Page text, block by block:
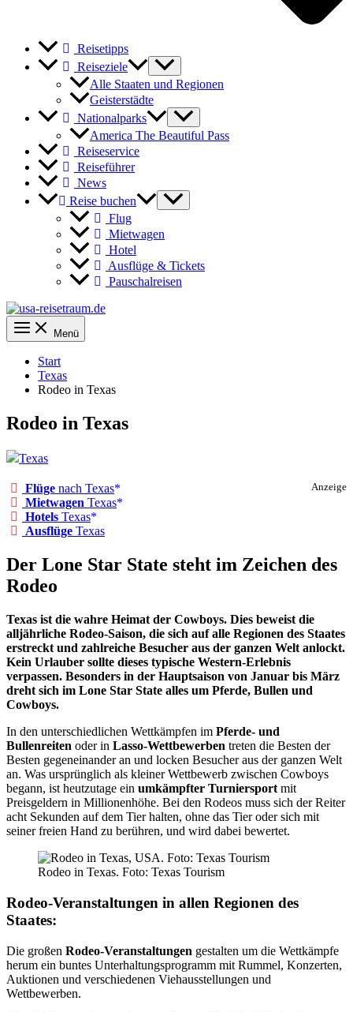
Reisetipps
Reiseziele
Alle Staaten und Regionen
Geisterstädte
Nationalparks
America The Beautiful Pass
Reiseservice
Reiseführer
News
Reise buchen
Flug
Mietwagen
Hotel
Ausflüge & Tickets
Pauschalreisen
Menü
Start
Texas
Rodeo in Texas
Rodeo in Texas
Texas
Anzeige
Flüge nach Texas
Mietwagen Texas
Hotels Texas
Ausflüge Texas
Der Lone Star State steht im Zeichen des
Rodeo
Texas ist die wahre Heimat der Cowboys. Dies beweist die
alljährliche Rodeo-Saison, die sich auf alle Regionen des Staates
erstreckt und zahlreiche Besucher aus der ganzen Welt anlockt.
Kein Urlauber sollte dieses typische Western-Erlebnis
verpassen. Besonders in der Hauptsaison von Januar bis März
dreht sich im Lone Star State alles um Pferde, Bullen und
Cowboys.
In den unterschiedlichen Wettkämpfen im Pferde- und
Bullenreiten oder in Lasso-Wettbewerben treten die Besten der
Besten gegeneinander an und locken Besucher aus der ganzen Welt
an. Was ursprünglich als kleiner Wettbewerb zwischen Cowboys
begann, ist heutzutage ein umkämpfter Turniersport mit
Preisgeldern in Millionenhöhe. Bei den Rodeos muss sich der Reiter
acht Sekunden auf dem Tier halten, ohne das Tier oder sich mit
seiner freien Hand zu berühren, und wird dabei bewertet.
Rodeo in Texas. Foto: Texas Tourism
Rodeo-Veranstaltungen in allen Regionen des
Staates:
Die großen Rodeo-Veranstaltungen gestalten um die Wettkämpfe
herum ein buntes Unterhaltungsprogramm mit Rummel, Konzerten,
Auktionen und verschiedenen Viehausstellungen und
Wettbewerben.